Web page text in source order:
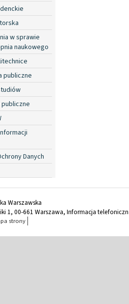
w sprawie
naukowego
publiczne
Danych
Warszawska
1, 00-661 Warszawa, Informacja
strony